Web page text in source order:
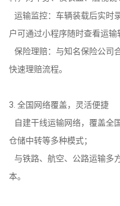
运输监控：车辆装载后实时
户可通过小程序随时查看运输
保险理赔：与知名保险公司
快速理赔流程。
3. 全国网络覆盖，灵活便捷
自建干线运输网络，覆盖全
仓储中转等多种模式；
与铁路、航空、公路运输多
本。